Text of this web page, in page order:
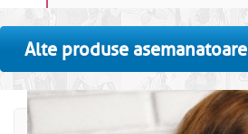
Alte produse asemanatoare